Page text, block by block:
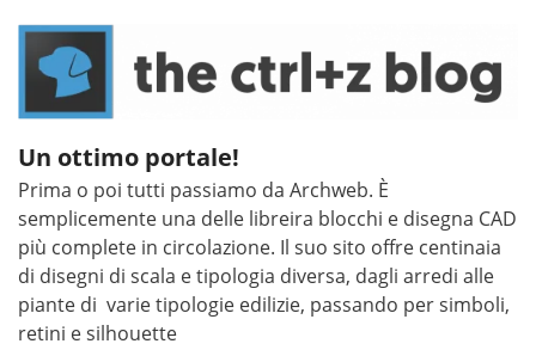
Un ottimo portale!
Prima o poi tutti passiamo da Archweb. È
semplicemente una delle libreira blocchi e disegna CAD
più complete in circolazione. Il suo sito offre centinaia
di disegni di scala e tipologia diversa, dagli arredi alle
piante di varie tipologie edilizie, passando per simboli,
retini e silhouette